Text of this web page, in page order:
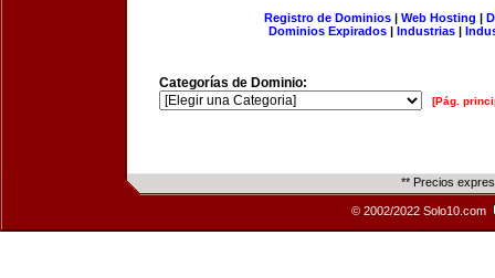
Registro de Dominios| Web Hosting |
Dominios Expirados | Industrias |
Categorías de Dominio:
[Pág.
** Precios
© 2002/2022 Solo10.com